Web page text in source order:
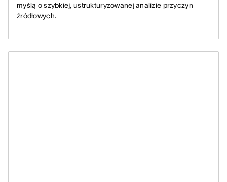
myślą o szybkiej, ustrukturyzowanej analizie przyczyn
źródłowych.